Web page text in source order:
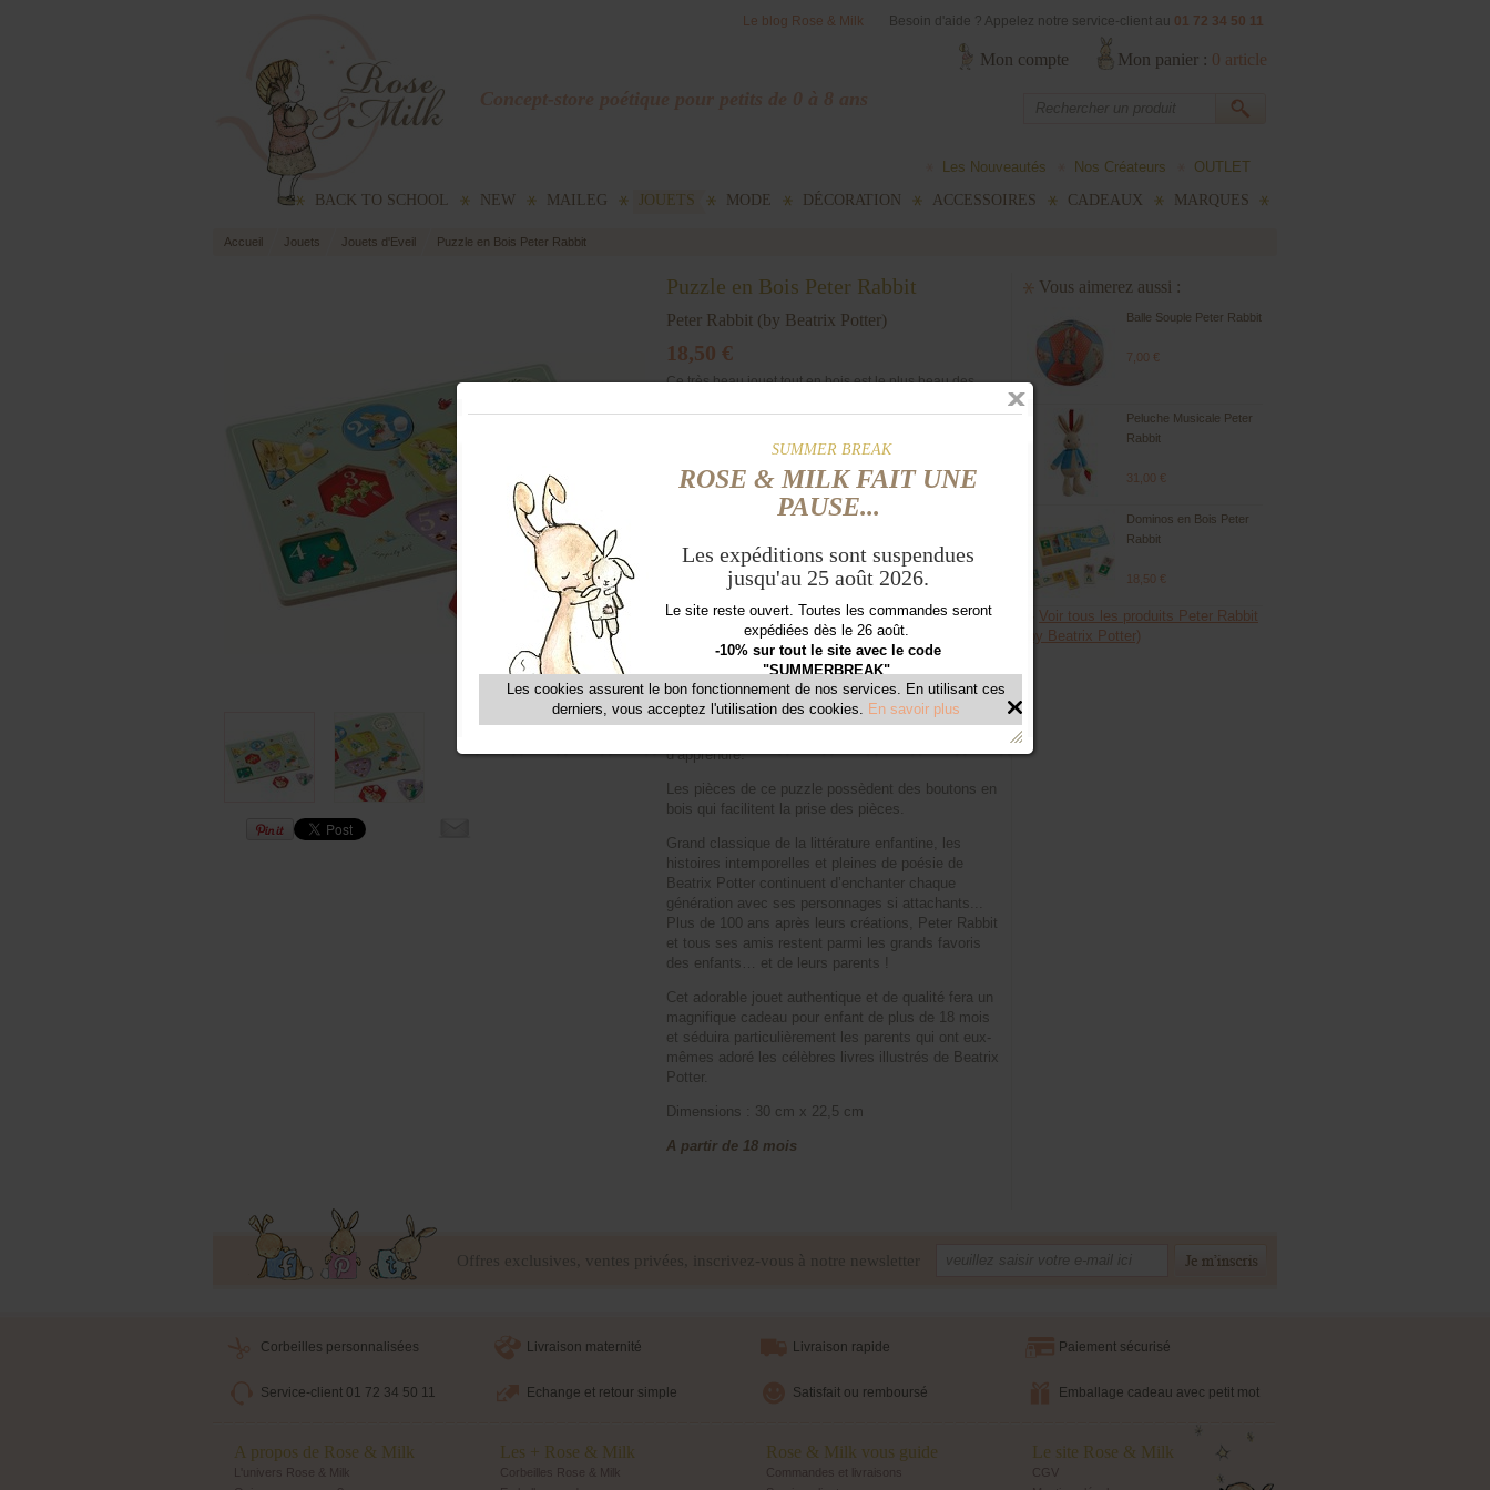
Le blog Rose & Milk Besoin d'aide ? Appelez notre service-client au 01 72 34 50 11
Concept-store poétique pour petits de 0 à 8 ans
Mon panier : 0 article
Mon compte
Les Nouveautés Nos Créateurs
OUTLET
BACK TO SCHOOL
NEW MAILEG JOUETS MODE DÉCORATION ACCESSOIRES CADEAUX MARQUES
Accueil Jouets Jouets d'Eveil Puzzle en Bois Peter Rabbit
Puzzle en Bois Peter Rabbit
Peter Rabbit (by Beatrix Potter)
18,50 €
Ce très beau jouet tout en bois est le plus beau des
scènes préférés des contes illustrés de Beatrix Potter.
Comment créer une corbeille personnalisée ?
Les petits vont adorer s’amuser à replacer et
recomposer ce petit puzzle premier âge mettant en
scène les plus célèbres scènes des livres de
Beatrix Potter pour apprendre à compter jusqu’à 6.
Une excellente façon pour eux d’apprendre à
reconnaître les formes, d’apprendre les nombres
tout en se distrayant. Ce jeu leur permettra de
d’apprendre.
Les pièces de ce puzzle possèdent des boutons en
bois qui facilitent la prise des pièces.
Grand classique de la littérature enfantine, les
histoires intemporelles et pleines de poésie de
Beatrix Potter continuent d’enchanter chaque
génération avec ses personnages si attachants...
Plus de 100 ans après leurs créations, Peter Rabbit
et tous ses amis restent parmi les grands favoris
des enfants… et de leurs parents !
Cet adorable jouet authentique et de qualité fera un
magnifique cadeau pour enfant de plus de 18 mois
et séduira particulièrement les parents qui ont eux-
mêmes adoré les célèbres livres illustrés de Beatrix
Potter.
Dimensions : 30 cm x 22,5 cm
A partir de 18 mois
Vous aimerez aussi :
Balle Souple Peter Rabbit
7,00 €
Peluche Musicale Peter
Rabbit
31,00 €
Dominos en Bois Peter
Rabbit
18,50 €
Voir tous les produits Peter Rabbit
(by Beatrix Potter)
Offres exclusives, ventes privées, inscrivez-vous à notre newsletter
Corbeilles personnalisées Livraison maternité Livraison rapide Paiement sécurisé
Service-client 01 72 34 50 11 Echange et retour simple Satisfait ou remboursé Emballage cadeau avec petit mot
A propos de Rose & Milk
L'univers Rose & Milk
Les + Rose & Milk
Corbeilles Rose & Milk
Rose & Milk vous guide
Commandes et livraisons
Le site Rose & Milk
CGV